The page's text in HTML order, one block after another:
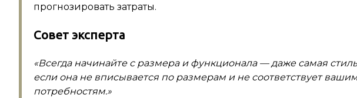
прогнозировать затраты.
Совет эксперта
«Всегда начинайте с размера и функционала — даже самая
если она не вписывается по размерам и не соответствует
потребностям.»